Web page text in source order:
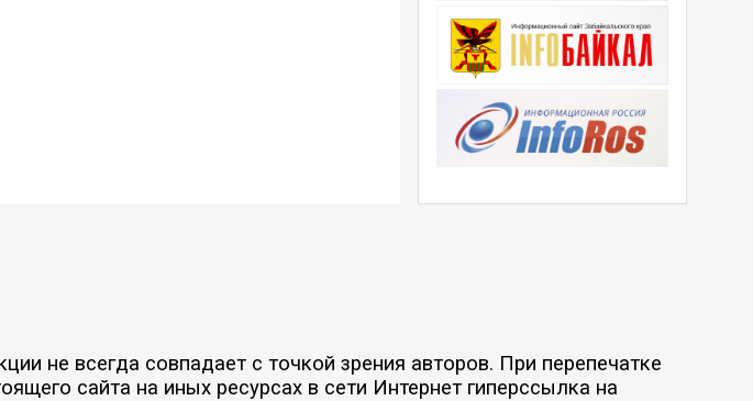
не всегда совпадает с точкой зрения авторов. При перепечатке
сайта на иных ресурсах в сети Интернет гиперссылка на